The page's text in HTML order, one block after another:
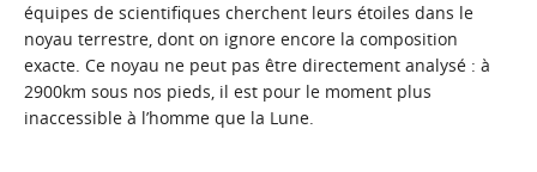
équipes de scientifiques cherchent leurs étoiles dans le
noyau terrestre, dont on ignore encore la composition
exacte. Ce noyau ne peut pas être directement analysé : à
2900km sous nos pieds, il est pour le moment plus
inaccessible à l’homme que la Lune.